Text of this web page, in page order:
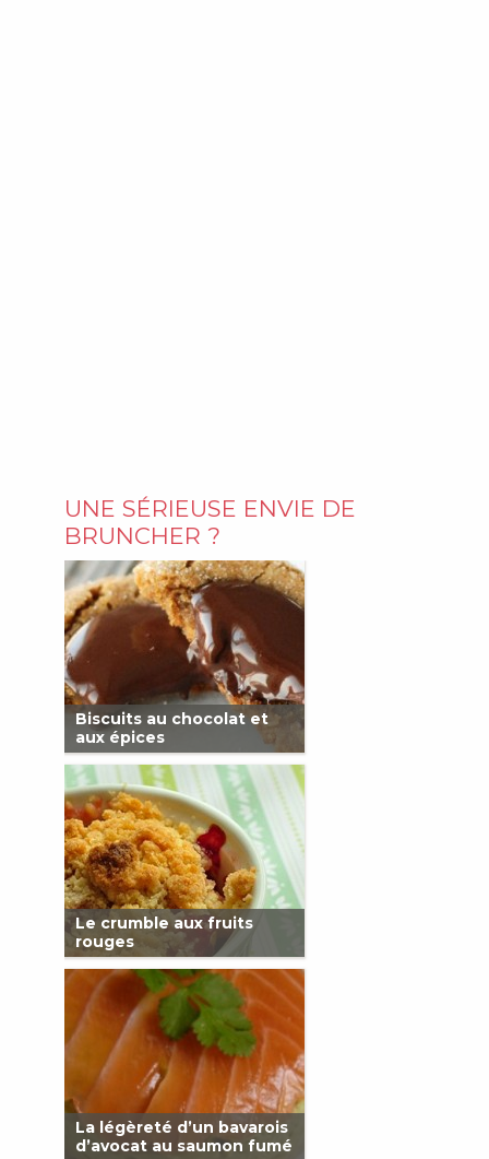
UNE SÉRIEUSE ENVIE DE
BRUNCHER ?
Biscuits au chocolat et
aux épices
Le crumble aux fruits
rouges
La légèreté d’un bavarois
d’avocat au saumon fumé